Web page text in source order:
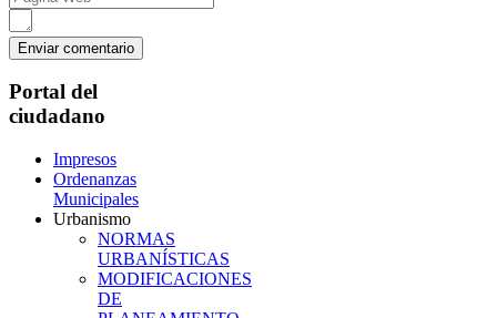
Portal del
ciudadano
Impresos
Ordenanzas
Municipales
Urbanismo
NORMAS
URBANÍSTICAS
MODIFICACIONES
DE